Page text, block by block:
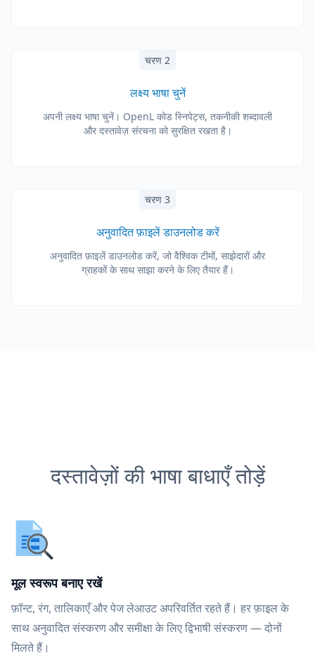
चरण 2
लक्ष्य भाषा चुनें
अपनी लक्ष्य भाषा चुनें। OpenL कोड स्निपेट्स, तकनीकी शब्दावली
और दस्तावेज़ संरचना को सुरक्षित रखता है।
चरण 3
अनुवादित फ़ाइलें डाउनलोड करें
अनुवादित फ़ाइलें डाउनलोड करें, जो वैश्विक टीमों, साझेदारों और
ग्राहकों के साथ साझा करने के लिए तैयार हैं।
दस्तावेज़ों की भाषा बाधाएँ तोड़ें
मूल स्वरूप बनाए रखें
फ़ॉन्ट, रंग, तालिकाएँ और पेज लेआउट अपरिवर्तित रहते हैं। हर फ़ाइल के
साथ अनुवादित संस्करण और समीक्षा के लिए द्विभाषी संस्करण — दोनों
मिलते हैं।